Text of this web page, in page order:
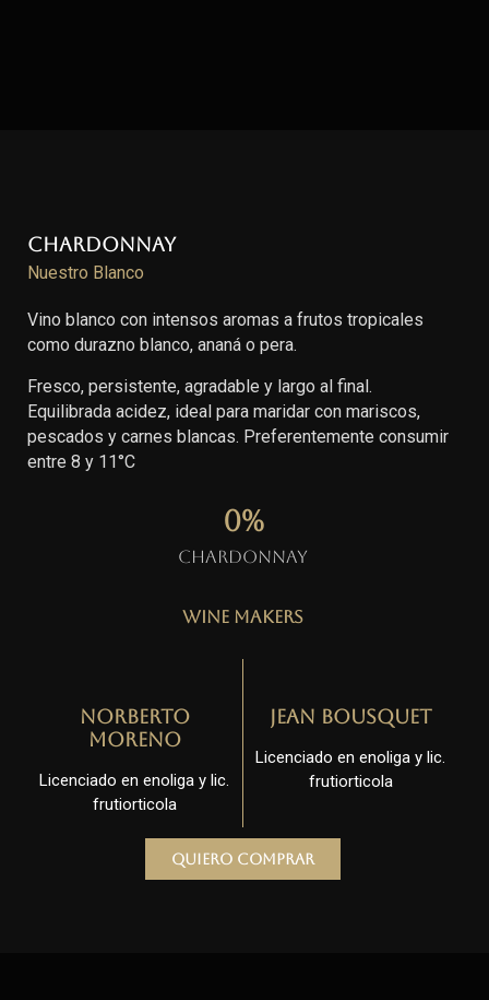
Chardonnay
Nuestro Blanco
Vino blanco con intensos aromas a frutos tropicales
como durazno blanco, ananá o pera.
Fresco, persistente, agradable y largo al final.
Equilibrada acidez, ideal para maridar con mariscos,
pescados y carnes blancas. Preferentemente consumir
entre 8 y 11°C
Chardonnay
0%
Wine Makers
Norberto
Moreno
Licenciado en enoliga y lic.
frutiorticola
Jean Bousquet
Licenciado en enoliga y lic.
frutiorticola
Quiero comprar